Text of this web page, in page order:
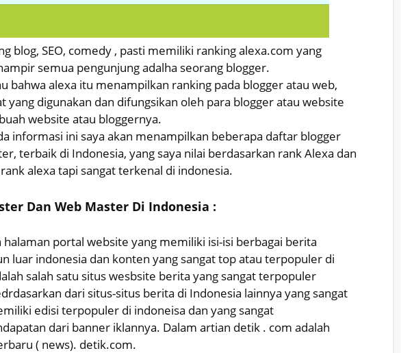
blog, SEO, comedy , pasti memiliki ranking alexa.com yang
semua pengunjung adalha seorang blogger.
bahwa alexa itu menampilkan ranking pada blogger atau web,
yang digunakan dan difungsikan oleh para blogger atau website
website atau bloggernya.
informasi ini saya akan menampilkan beberapa daftar blogger
terbaik di Indonesia, yang saya nilai berdasarkan rank Alexa dan
alexa tapi sangat terkenal di indonesia.
Dan Web Master Di Indonesia :
portal website yang memiliki isi-isi berbagai berita
luar indonesia dan konten yang sangat top atau terpopuler di
salah satu situs wesbsite berita yang sangat terpopuler
dari situs-situs berita di Indonesia lainnya yang sangat
edisi terpopuler di indoneisa dan yang sangat
dari banner iklannya. Dalam artian detik . com adalah
( news). detik.com.